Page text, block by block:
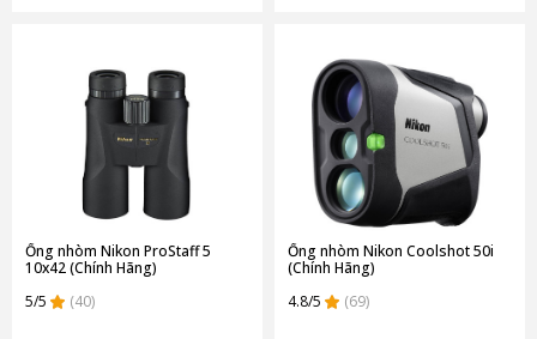
Ống nhòm Nikon ProStaff 5
10x42 (Chính Hãng)
5/5
(40)
Ống nhòm Nikon Coolshot 50i
(Chính Hãng)
4.8/5
(69)